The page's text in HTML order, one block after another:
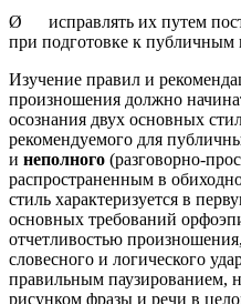
Ø исправлять их путем
при подготовке к публичным
Изучение правил и
произношения должно
осознания двух основных
рекомендуемого для
и неполного (разговорно-
распространенным в
стиль характеризуется в
основных требований
отчетливостью
словесного и логического
правильным паузированием,
рисунком фразы и речи в